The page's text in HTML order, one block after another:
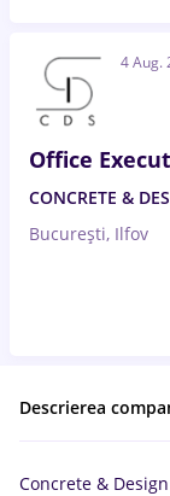
4 Aug.
Office
CONCRETE &
București, Ilfov
Descrierea
Concrete &